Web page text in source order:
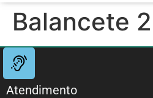
Balancete
Atendimento